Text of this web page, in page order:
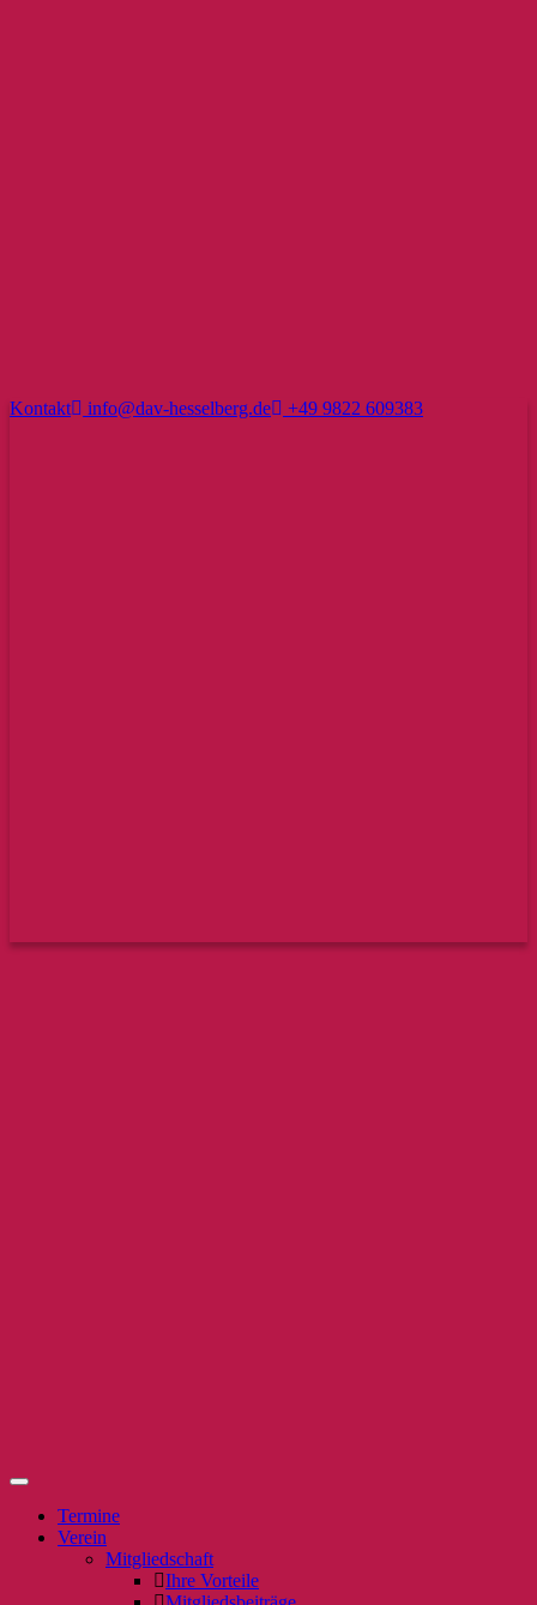
Kontakt info@dav-hesselberg.de +49 9822 609383
Termine
Verein
Mitgliedschaft
Ihre Vorteile